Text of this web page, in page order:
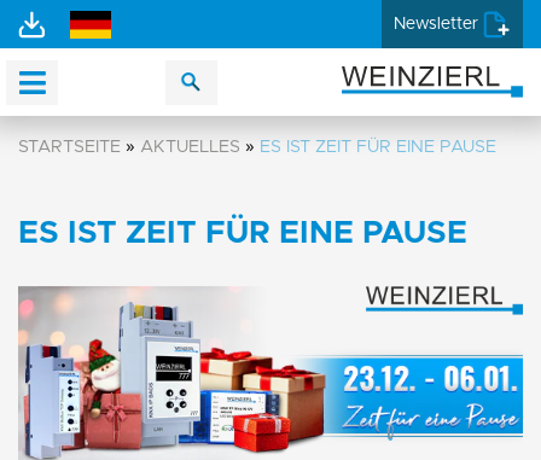
Newsletter
STARTSEITE » AKTUELLES » ES IST ZEIT FÜR EINE PAUSE
ES IST ZEIT FÜR EINE PAUSE